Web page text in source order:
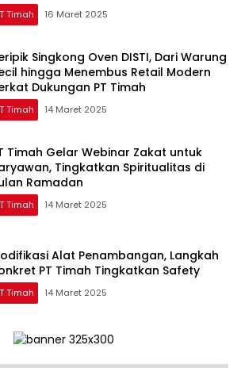
Timah 16 Maret 2025
Singkong Oven DISTI, Dari Warung
hingga Menembus Retail Modern
Dukungan PT Timah
Timah 14 Maret 2025
Timah Gelar Webinar Zakat untuk
Tingkatkan Spiritualitas di
Ramadan
Timah 14 Maret 2025
Alat Penambangan, Langkah
PT Timah Tingkatkan Safety
Timah 14 Maret 2025